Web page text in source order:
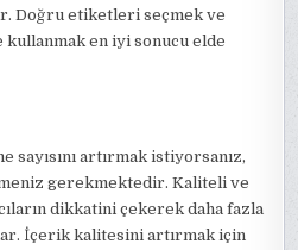
Doğru etiketleri seçmek ve
en iyi sonucu elde
sayısını artırmak istiyorsanız,
gerekmektedir. Kaliteli ve
dikkatini çekerek daha fazla
İçerik kalitesini artırmak için